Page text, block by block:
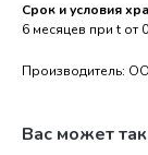
Срок и условия
6 месяцев при t от
Производитель:
Вас может